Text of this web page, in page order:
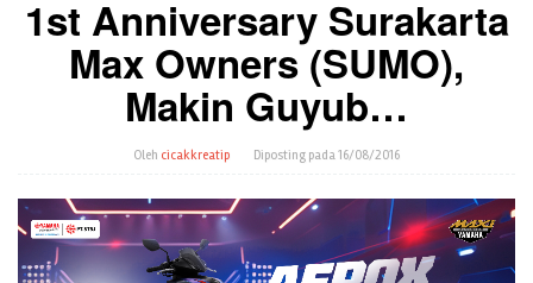
1st Anniversary Surakarta
Max Owners (SUMO),
Makin Guyub…
Oleh cicakkreatip Diposting pada16/08/2016